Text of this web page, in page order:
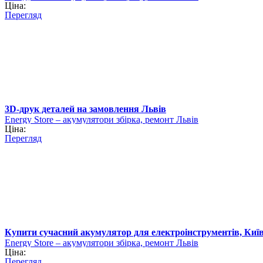
Ціна:
Перегляд
3D-друк деталей на замовлення Львів
Еnergy Store – акумулятори збірка, ремонт Львів
Ціна:
Перегляд
Купити сучасний акумулятор для електроінструментів,
Еnergy Store – акумулятори збірка, ремонт Львів
Ціна: